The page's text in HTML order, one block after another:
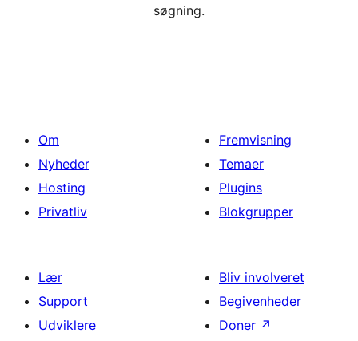
søgning.
Om
Nyheder
Hosting
Privatliv
Fremvisning
Temaer
Plugins
Blokgrupper
Lær
Support
Udviklere
Bliv involveret
Begivenheder
Doner ↗